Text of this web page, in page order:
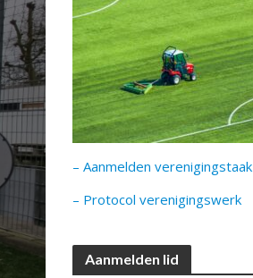
– Aanmelden verenigingstaak
– Protocol verenigingswerk
Aanmelden lid